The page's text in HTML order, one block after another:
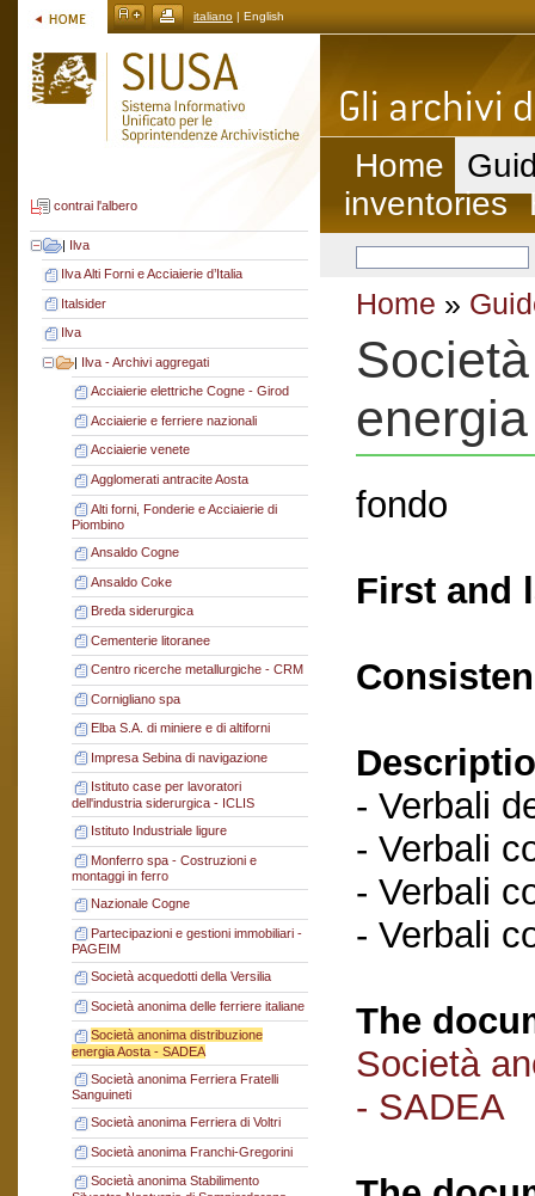
italiano | English
contrai l'albero
| Ilva
Ilva Alti Forni e Acciaierie d’Italia
Italsider
Ilva
| Ilva - Archivi aggregati
Acciaierie elettriche Cogne - Girod
Acciaierie e ferriere nazionali
Acciaierie venete
Agglomerati antracite Aosta
Alti forni, Fonderie e Acciaierie di
Piombino
Ansaldo Cogne
Ansaldo Coke
Breda siderurgica
Cementerie litoranee
Centro ricerche metallurgiche - CRM
Cornigliano spa
Elba S.A. di miniere e di altiforni
Impresa Sebina di navigazione
Istituto case per lavoratori
dell'industria siderurgica - ICLIS
Istituto Industriale ligure
Monferro spa - Costruzioni e
montaggi in ferro
Nazionale Cogne
Partecipazioni e gestioni immobiliari -
PAGEIM
Società acquedotti della Versilia
Società anonima delle ferriere italiane
Società anonima distribuzione
energia Aosta - SADEA
Società anonima Ferriera Fratelli
Sanguineti
Società anonima Ferriera di Voltri
Società anonima Franchi-Gregorini
Società anonima Stabilimento
Home
inventories
Home »
fondo
First and
- Verbali
- Verbali
- Verbali
- Verbali
The
Società
- SADEA